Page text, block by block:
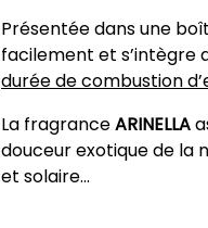
Présentée dans une
facilement et s’intègre
durée de combustion
La fragranceARINELLA
douceur exotique de la
et solaire...